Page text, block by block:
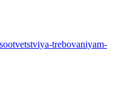
trebovaniyam-